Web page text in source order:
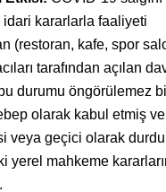
idari kararlarla faaliyeti
(restoran, kafe, spor
tarafından açılan
durumu öngörülemez
olarak kabul etmiş ve
veya geçici olarak
yerel mahkeme